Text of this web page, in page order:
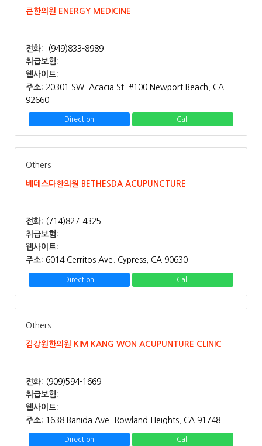
큰한의원 ENERGY MEDICINE
전화:
.(949)833-8989
취급보험:
웹사이트:
주소: 20301 SW. Acacia St. #100 Newport Beach, CA
92660
Direction Call
Others
베데스다한의원 BETHESDA ACUPUNCTURE
전화: (714)827-4325
취급보험:
웹사이트:
주소: 6014 Cerritos Ave. Cypress, CA 90630
Direction Call
Others
김강원한의원 KIM KANG WON ACUPUNTURE CLINIC
전화: (909)594-1669
취급보험:
웹사이트:
주소: 1638 Banida Ave. Rowland Heights, CA 91748
Direction Call